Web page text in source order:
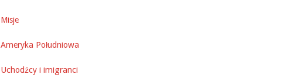
Misje
Ameryka Południowa
Uchodźcy i imigranci